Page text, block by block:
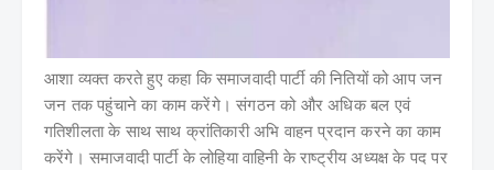
आशा व्यक्त करते हुए कहा कि समाजवादी पार्टी की नितियों को आप जन
जन तक पहुंचाने का काम करेंगे। संगठन को और अधिक बल एवं
गतिशीलता के साथ साथ क्रांतिकारी अभि वाहन प्रदान करने का काम
करेंगे। समाजवादी पार्टी के लोहिया वाहिनी के राष्ट्रीय अध्यक्ष के पद पर